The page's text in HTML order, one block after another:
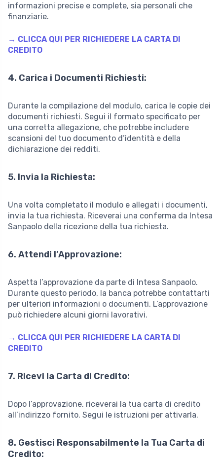
informazioni precise e complete, sia personali che
finanziarie.
→ CLICCA QUI PER RICHIEDERE LA CARTA DI
CREDITO
4. Carica i Documenti Richiesti:
Durante la compilazione del modulo, carica le copie dei
documenti richiesti. Segui il formato specificato per
una corretta allegazione, che potrebbe includere
scansioni del tuo documento d’identità e della
dichiarazione dei redditi.
5. Invia la Richiesta:
Una volta completato il modulo e allegati i documenti,
invia la tua richiesta. Riceverai una conferma da Intesa
Sanpaolo della ricezione della tua richiesta.
6. Attendi l’Approvazione:
Aspetta l’approvazione da parte di Intesa Sanpaolo.
Durante questo periodo, la banca potrebbe contattarti
per ulteriori informazioni o documenti. L’approvazione
può richiedere alcuni giorni lavorativi.
→ CLICCA QUI PER RICHIEDERE LA CARTA DI
CREDITO
7. Ricevi la Carta di Credito:
Dopo l’approvazione, riceverai la tua carta di credito
all’indirizzo fornito. Segui le istruzioni per attivarla.
8. Gestisci Responsabilmente la Tua Carta di
Credito: